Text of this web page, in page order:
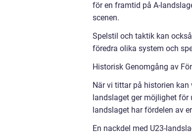
för en framtid på A-
scenen.
Spelstil och taktik kan
föredra olika system och
Historisk Genomgång av
När vi tittar på historien
landslaget ger möjlighet
landslaget har fördelen av
En nackdel med U23-